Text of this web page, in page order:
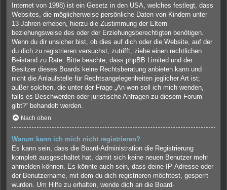
Internet von 1998) ist ein Gesetz in den USA, welches festlegt, dass
Websites, die möglicherweise persönliche Daten von Kindern unter
13 Jahren erheben, hierzu die Zustimmung der Eltern
beziehungsweise des oder der Erziehungsberechtigten benötigen.
Wenn du dir unsicher bist, ob dies auf dich oder die Website, auf der
du dich zu registrieren versuchst, zutrifft, ziehe einen rechtlichen
Beistand zu Rate. Bitte beachte, dass phpBB Limited und der
Besitzer dieses Boards keine Rechtsberatung anbieten kann und
nicht die Anlaufstelle für Rechtsangelegenheiten jeglicher Art ist;
außer solchen, die unter der Frage „An wen soll ich mich wenden,
falls es Beschwerden oder juristische Anfragen zu diesem Forum
gibt?“ behandelt werden.
Nach oben
Warum kann ich mich nicht registrieren?
Es kann sein, dass die Board-Administration die Registrierung
komplett ausgeschaltet hat, damit sich keine neuen Benutzer mehr
anmelden können. Es könnte auch sein, dass deine IP-Adresse oder
der Benutzername, mit dem du dich registrieren möchtest, gesperrt
wurden. Um Hilfe zu erhalten, wende dich an die Board-